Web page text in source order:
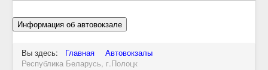
Информация об автовокзале
Вы здесь: Главная
Автовокзалы
Республика Беларусь, г.Полоцк